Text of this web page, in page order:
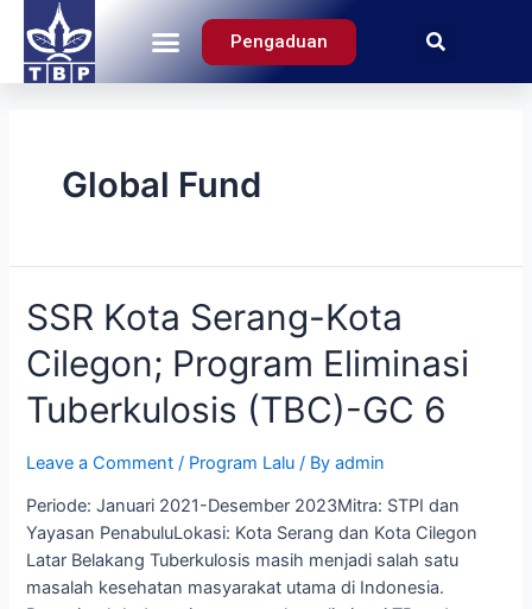
Pengaduan
Global Fund
SSR Kota Serang-Kota
Cilegon; Program Eliminasi
Tuberkulosis (TBC)-GC 6
Leave a Comment / Program Lalu / Byadmin
Periode: Januari 2021-Desember 2023Mitra: STPI dan
Yayasan PenabuluLokasi: Kota Serang dan Kota Cilegon
Latar Belakang Tuberkulosis masih menjadi salah satu
masalah kesehatan masyarakat utama di Indonesia.